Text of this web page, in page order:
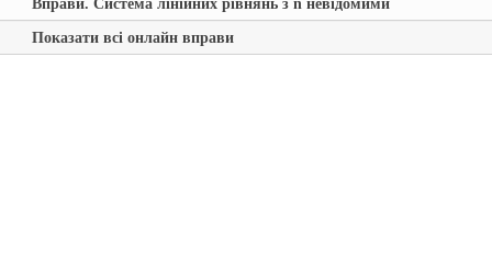
Вправи. Система лінійних рівнянь з n невідомими
Показати всі онлайн вправи